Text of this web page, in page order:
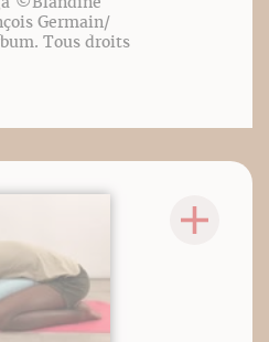
Germain/
Tous droits